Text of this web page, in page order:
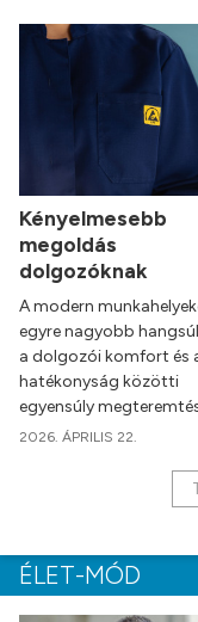
Kényelmesebb
megoldás
dolgozóknak
A modern
egyre nagyobb
a dolgozói komfort és
hatékonyság közötti
egyensúly
2026. ÁPRILIS 22.
ÉLET-MÓD